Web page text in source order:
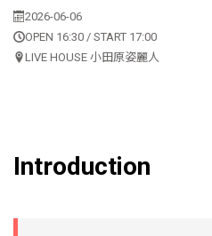
2026-06-06
OPEN 16:30 / START 17:00
LIVE HOUSE 小田原姿麗人
Introduction